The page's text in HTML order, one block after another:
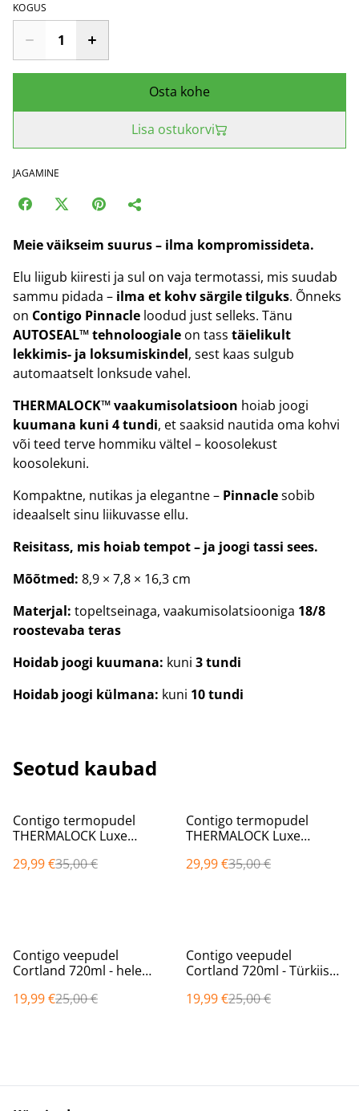
KOGUS
Osta kohe
Lisa ostukorvi
JAGAMINE
Meie väikseim suurus – ilma kompromissideta.
Elu liigub kiiresti ja sul on vaja termotassi, mis suudab
sammu pidada – ilma et kohv särgile tilguks. Õnneks
on Contigo Pinnacle loodud just selleks. Tänu
AUTOSEAL™ tehnoloogiale on tass täielikult
lekkimis- ja loksumiskindel, sest kaas sulgub
automaatselt lonksude vahel.
THERMALOCK™ vaakumisolatsioon hoiab joogi
kuumana kuni 4 tundi, et saaksid nautida oma kohvi
või teed terve hommiku vältel – koosolekust
koosolekuni.
Kompaktne, nutikas ja elegantne – Pinnaclesobib
ideaalselt sinu liikuvasse ellu.
Reisitass, mis hoiab tempot – ja joogi tassi sees.
Mõõtmed: 8,9 × 7,8 × 16,3 cm
Materjal: topeltseinaga, vaakumisolatsiooniga 18/8
roostevaba teras
Hoidab joogi kuumana: kuni 3 tundi
Hoidab joogi külmana: kuni 10 tundi
Seotud kaubad
%
Contigo termopudel
THERMALOCK Luxe
2212918
29,99 €35,00 €
%
Contigo termopudel
THERMALOCK Luxe
2212919
29,99 €35,00 €
%
Contigo veepudel
Cortland 720ml - hele
19,99 €25,00 €
%
Contigo veepudel
Cortland 720ml - Türkiis
19,99 €25,00 €